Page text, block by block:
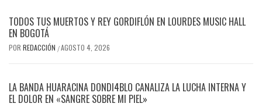
TODOS TUS MUERTOS Y REY GORDIFLÓN EN LOURDES MUSIC HALL
EN BOGOTÁ
POR REDACCIÓN /AGOSTO 4, 2026
LA BANDA HUARACINA DONDI4BLO CANALIZA LA LUCHA INTERNA Y
EL DOLOR EN «SANGRE SOBRE MI PIEL»